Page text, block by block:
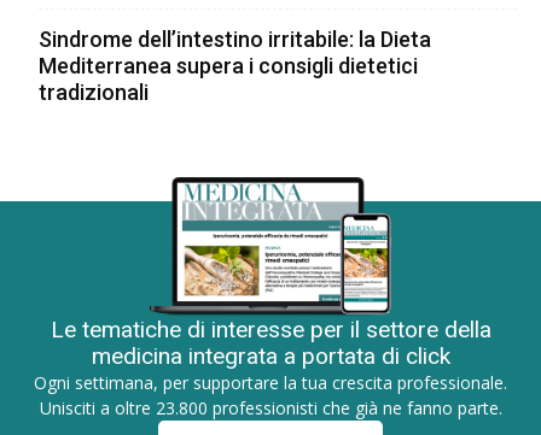
Sindrome dell’intestino irritabile: la Dieta
Mediterranea supera i consigli dietetici
tradizionali
Le tematiche di interesse per il settore della
medicina integrata a portata di click
Ogni settimana, per supportare la tua crescita professionale.
Unisciti a oltre 23.800 professionisti che già ne fanno parte.